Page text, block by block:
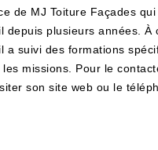
de MJ Toiture Façades
depuis plusieurs années. À
a suivi des formations
missions. Pour le
son site web ou le